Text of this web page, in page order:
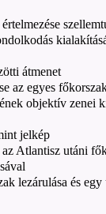
átmenet
az egyes
objektív zenei
jelkép
az Atlantisz utáni
lezárulása és